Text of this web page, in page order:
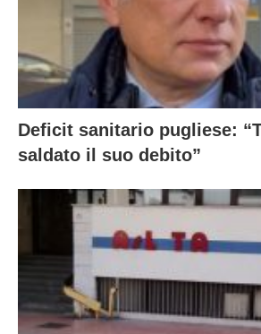
Deficit sanitario pugliese:
saldato il suo debito”